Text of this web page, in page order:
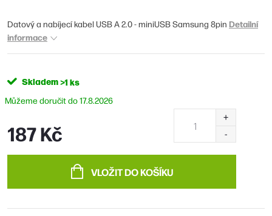
Datový a nabíjecí kabel USB A 2.0 - miniUSB Samsung 8pin Detailní
informace
Skladem>1 ks
17.8.2026
187 Kč
VLOŽIT DO KOŠÍKU